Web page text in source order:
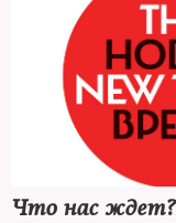
Что нас ждет?